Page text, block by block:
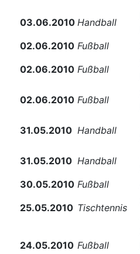
03.06.2010 Handball
02.06.2010 Fußball
02.06.2010 Fußball
02.06.2010 Fußball
31.05.2010 Handball
31.05.2010 Handball
30.05.2010 Fußball
25.05.2010 Tischtennis
24.05.2010 Fußball